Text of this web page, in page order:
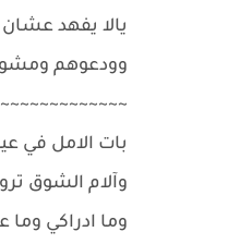
يالا يفهد
وودعوهم
بات الامل في
وآلام الشوق
وما ادراكي